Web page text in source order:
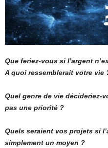
Que feriez-vous si l’argent
A quoi ressemblerait votre vie
Quel genre de vie décideriez-
pas une priorité ?
Quels seraient vos projets si
simplement un moyen ?